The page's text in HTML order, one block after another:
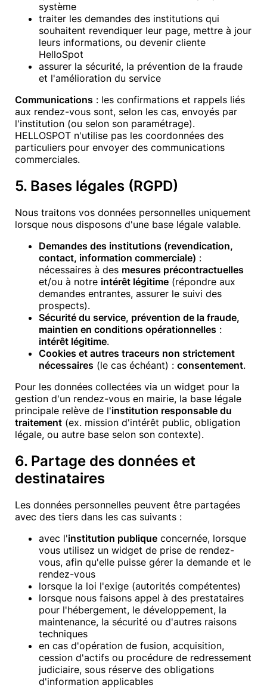
système
traiter les demandes des institutions qui
souhaitent revendiquer leur page, mettre à jour
leurs informations, ou devenir cliente
HelloSpot
assurer la sécurité, la prévention de la fraude
et l'amélioration du service
Communications : les confirmations et rappels liés
aux rendez-vous sont, selon les cas, envoyés par
l'institution (ou selon son paramétrage).
HELLOSPOT n'utilise pas les coordonnées des
particuliers pour envoyer des communications
commerciales.
5. Bases légales (RGPD)
Nous traitons vos données personnelles uniquement
lorsque nous disposons d'une base légale valable.
Demandes des institutions (revendication,
contact, information commerciale) :
nécessaires à des mesures précontractuelles
et/ou à notre intérêt légitime (répondre aux
demandes entrantes, assurer le suivi des
prospects).
Sécurité du service, prévention de la fraude,
maintien en conditions opérationnelles :
intérêt légitime.
Cookies et autres traceurs non strictement
nécessaires (le cas échéant) : consentement.
Pour les données collectées via un widget pour la
gestion d'un rendez-vous en mairie, la base légale
principale relève de l'institution responsable du
traitement (ex. mission d'intérêt public, obligation
légale, ou autre base selon son contexte).
6. Partage des données et
destinataires
Les données personnelles peuvent être partagées
avec des tiers dans les cas suivants :
avec l'institution publique concernée, lorsque
vous utilisez un widget de prise de rendez-
vous, afin qu'elle puisse gérer la demande et le
rendez-vous
lorsque la loi l'exige (autorités compétentes)
lorsque nous faisons appel à des prestataires
pour l'hébergement, le développement, la
maintenance, la sécurité ou d'autres raisons
techniques
en cas d'opération de fusion, acquisition,
cession d'actifs ou procédure de redressement
judiciaire, sous réserve des obligations
d'information applicables